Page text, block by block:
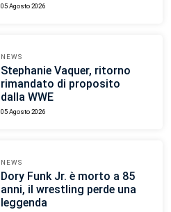
05 Agosto 2026
NEWS
Stephanie Vaquer, ritorno
rimandato di proposito
dalla WWE
05 Agosto 2026
NEWS
Dory Funk Jr. è morto a 85
anni, il wrestling perde una
leggenda